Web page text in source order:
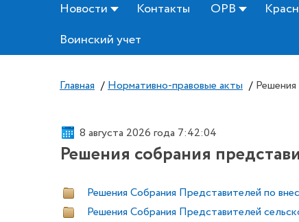
Новости
Контакты ОРВ
Воинский учет
Главная / Нормативно-правовые акты /
8 августа 2026 года 7:42:04
Решения собрания
Решения Собрания Представителей по
Решения Собрания Представителей